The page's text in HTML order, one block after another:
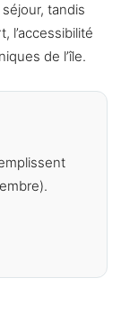
tandis
l’accessibilité
de l’île.